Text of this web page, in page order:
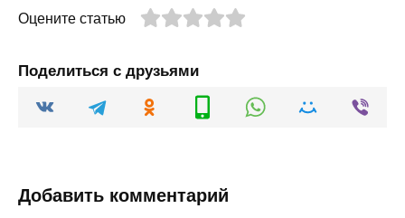
Оцените статью
Поделиться с друзьями
Добавить комментарий